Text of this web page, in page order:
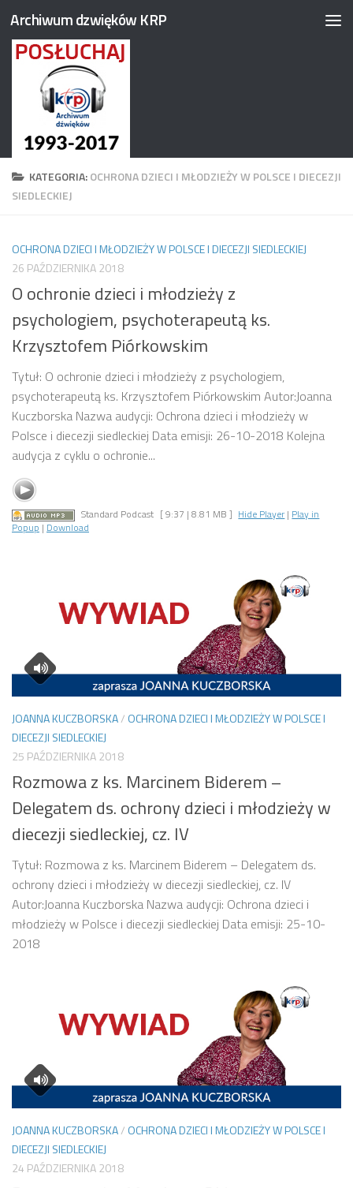
Przejdź do treści
Archiwum dzwięków KRP
KATEGORIA:OCHRONA DZIECI I MŁODZIEŻY W POLSCE I DIECEZJI
SIEDLECKIEJ
OCHRONA DZIECI I MŁODZIEŻY W POLSCE I DIECEZJI SIEDLECKIEJ
26 PAŹDZIERNIKA 2018
O ochronie dzieci i młodzieży z
psychologiem, psychoterapeutą ks.
Krzysztofem Piórkowskim
Tytuł: O ochronie dzieci i młodzieży z psychologiem,
psychoterapeutą ks. Krzysztofem Piórkowskim Autor:Joanna
Kuczborska Nazwa audycji: Ochrona dzieci i młodzieży w
Polsce i diecezji siedleckiej Data emisji: 26-10-2018 Kolejna
audycja z cyklu o ochronie...
Standard Podcast [ 9:37 | 8.81 MB ] Hide Player | Play in
Popup | Download
JOANNA KUCZBORSKA/ OCHRONA DZIECI I MŁODZIEŻY W POLSCE I
DIECEZJI SIEDLECKIEJ
25 PAŹDZIERNIKA 2018
Rozmowa z ks. Marcinem Biderem –
Delegatem ds. ochrony dzieci i młodzieży w
diecezji siedleckiej, cz. IV
Tytuł: Rozmowa z ks. Marcinem Biderem – Delegatem ds.
ochrony dzieci i młodzieży w diecezji siedleckiej, cz. IV
Autor:Joanna Kuczborska Nazwa audycji: Ochrona dzieci i
młodzieży w Polsce i diecezji siedleckiej Data emisji: 25-10-
2018
JOANNA KUCZBORSKA/ OCHRONA DZIECI I MŁODZIEŻY W POLSCE I
DIECEZJI SIEDLECKIEJ
24 PAŹDZIERNIKA 2018